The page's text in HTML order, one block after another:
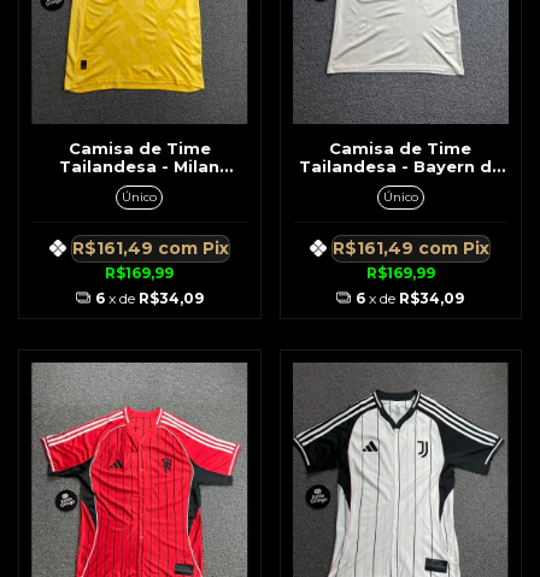
Camisa de Time
Tailandesa - Milan
Amarela c/ Gola
Único
R$169,99
R$161,49 com Pix
6 x de R$34,09
Camisa de Time
Tailandesa - Bayern de
Munique Cinza c/ Verde
Detalhe Manga
Único
R$169,99
R$161,49 com Pix
6 x de R$34,09